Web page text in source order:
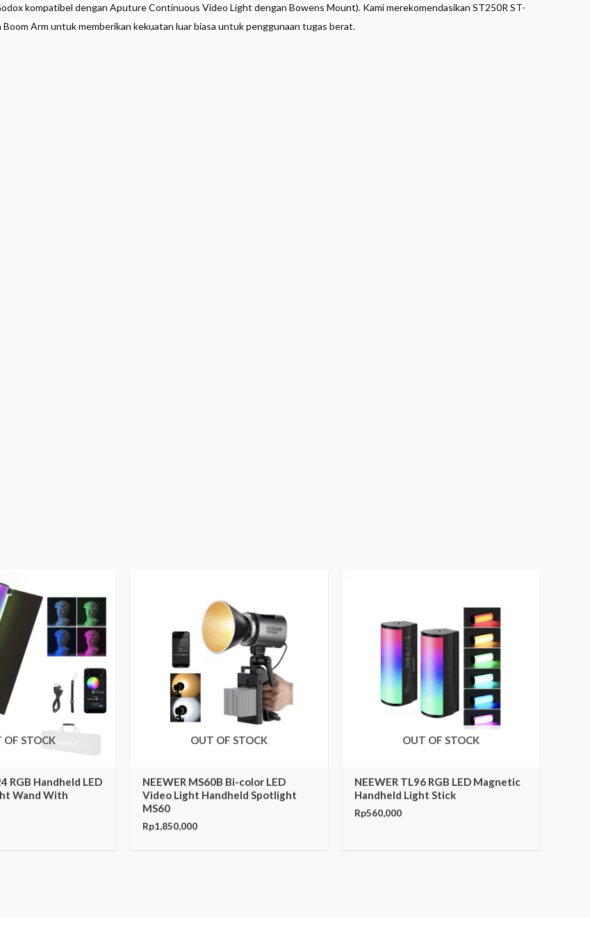
kompatibel dengan Aputure Continuous Video Light dengan Bowens Mount). Kami merekomendasikan ST250R ST-
Arm untuk memberikan kekuatan luar biasa untuk penggunaan tugas berat.
OF STOCK
RGB Handheld LED
Wand With
OUT OF STOCK
NEEWER MS60B Bi-color LED
Video Light Handheld Spotlight
MS60
Rp1,850,000
OUT OF STOCK
NEEWER TL96 RGB LED Magnetic
Handheld Light Stick
Rp560,000